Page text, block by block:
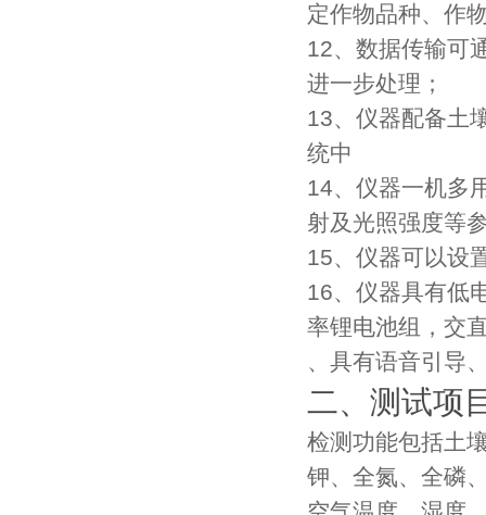
定作物品种、作
12、数据传输可
进一步处理；
13、仪器配备土
统中
14、仪器一机多
射及光照强度等
15、仪器可以设
16、仪器具有低
率锂电池组，交
、具有语音引导
二、测试项
检测功能包括土
钾、全氮、全磷